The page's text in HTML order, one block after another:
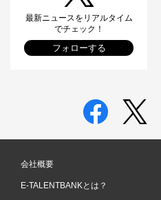
最新ニュースをリアルタイム
でチェック！
フォローする
会社概要
E-TALENTBANKとは？